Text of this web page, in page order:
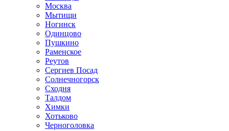
Москва
Мытищи
Ногинск
Одинцово
Пушкино
Раменское
Реутов
Сергиев Посад
Солнечногорск
Сходня
Талдом
Химки
Хотьково
Черноголовка